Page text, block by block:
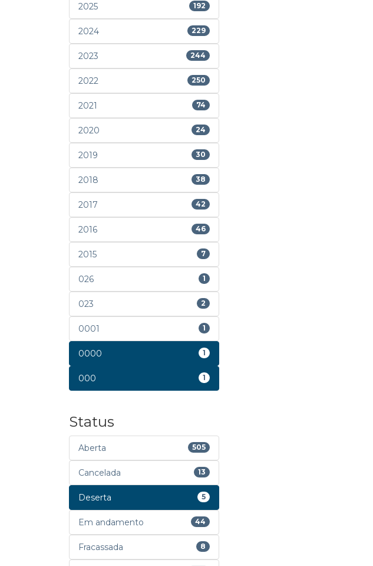
2025 192
2024 229
2023 244
2022 250
2021 74
2020 24
2019 30
2018 38
2017 42
2016 46
2015 7
026 1
023 2
0001 1
0000 1
000 1
Status
Aberta 505
Cancelada 13
Deserta 5
Em andamento 44
Fracassada 8